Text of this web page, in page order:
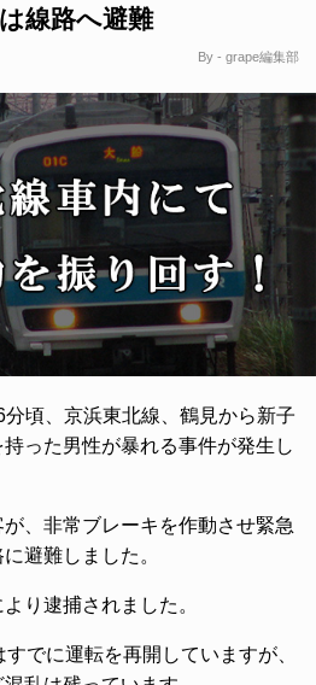
線路へ避難
By - grape編集部
頃、京浜東北線、鶴見から新子
った男性が暴れる事件が発生し
、非常ブレーキを作動させ緊急
避難しました。
り逮捕されました。
でに運転を再開していますが、